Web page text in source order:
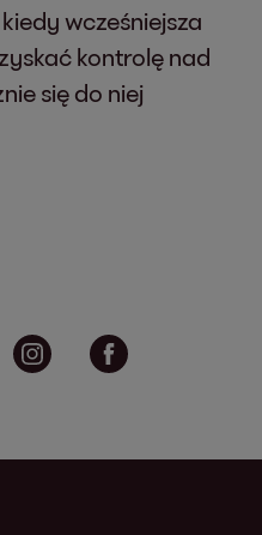
wcześniejsza
kontrolę nad
się do niej
- share article
Instagram